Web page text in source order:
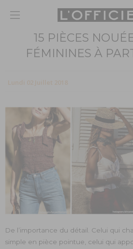
15 PIÈCES
FÉMININES À
De l’importance du détail. Celui qui
simple en pièce pointue, celui qui